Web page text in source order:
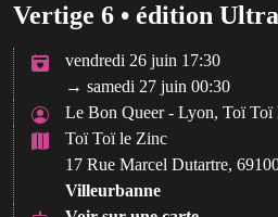
Vertige 6 • édition
vendredi 26 juin 17:30
→ samedi 27 juin 00:30
Le Bon Queer - Lyon, Toï Toï
Toï Toï le Zinc
17 Rue Marcel Dutartre,
Villeurbanne